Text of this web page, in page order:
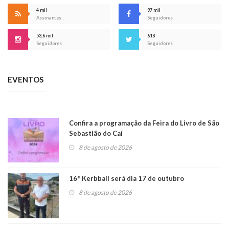
4 mil
Assinantes
97 mil
Seguidores
53,6 mil
Seguidores
618
Seguidores
EVENTOS
Confira a programação da Feira do Livro de São
Sebastião do Caí
8 de agosto de 2026
16° Kerbball será dia 17 de outubro
8 de agosto de 2026